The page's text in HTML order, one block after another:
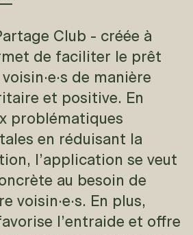
Club - créée à
de faciliter le prêt
de manière
et positive. En
problématiques
en réduisant la
l’application se veut
au besoin de
voisin·e·s. En plus,
l’entraide et offre